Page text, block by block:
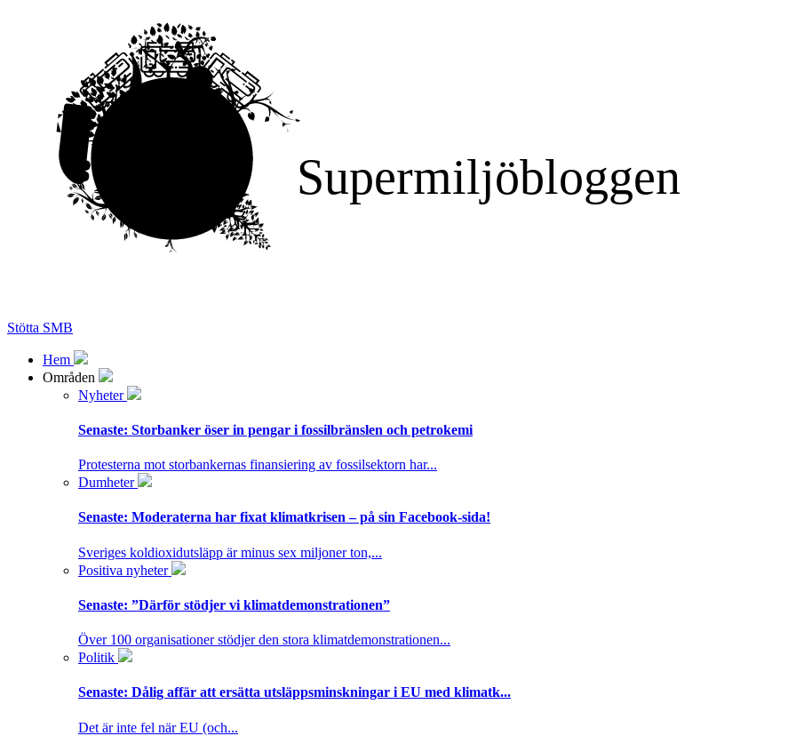
Supermiljöbloggen
Stötta SMB
Hem
Områden
Nyheter
Senaste: Storbanker öser in pengar i fossilbränslen och petrokemi
Protesterna mot storbankernas finansiering av fossilsektorn har...
Dumheter
Senaste: Moderaterna har fixat klimatkrisen – på sin Facebook-sida!
Sveriges koldioxidutsläpp är minus sex miljoner ton,...
Positiva nyheter
Senaste: ”Därför stödjer vi klimatdemonstrationen”
Över 100 organisationer stödjer den stora klimatdemonstrationen...
Politik
Senaste: Dålig affär att ersätta utsläppsminskningar i EU med klimatk...
Det är inte fel när EU (och...